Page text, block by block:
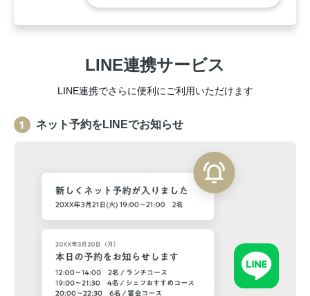
LINE連携サービス
LINE連携でさらに便利にご利用いただけます
ネット予約をLINEでお知らせ